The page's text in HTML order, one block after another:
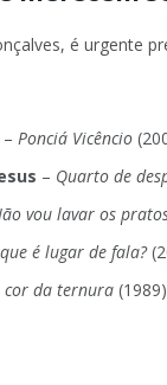
é urgente
– Ponciá Vicêncio
– Quarto de
vou lavar os
é lugar de fala?
cor da ternura